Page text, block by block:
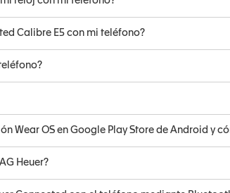
Calibre E5 con mi teléfono?
Wear OS en Google Play Store de Android y
Heuer?